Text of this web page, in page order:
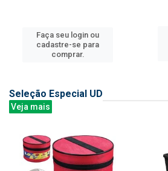
Faça seu login ou
cadastre-se para
comprar.
Seleção Especial UD
Veja mais